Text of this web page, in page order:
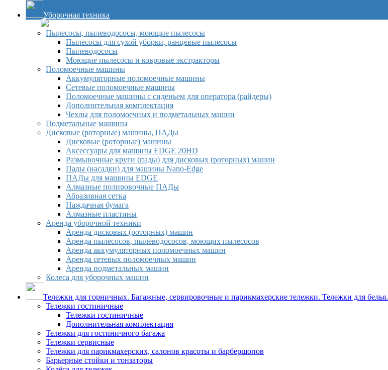
Уборочная техника
Пылесосы, пылеводососы, моющие пылесосы
Пылесосы для сухой уборки, ранцевые пылесосы
Пылеводососы
Моющие пылесосы и ковровые экстракторы
Поломоечные машины
Аккумуляторные поломоечные машины
Сетевые поломоечные машины
Поломоечные машины с сиденьем для оператора (райдеры)
Дополнительная комплектация
Чехлы для поломоечных и подметальных машин
Подметальные машины
Дисковые (роторные) машины, ПАДы
Дисковые (роторные) машины
Аксессуары для машины EDGE 20HD
Размывочные круги (пады) для дисковых (роторных) машин
Пады (насадки) для машины Nano-Edge
ПАДы для машины EDGE
Алмазные полировочные ПАДы
Абразивная сетка
Наждачная бумага
Алмазные пластины
Аренда уборочной техники
Аренда дисковых (роторных) машин
Аренда пылесосов, пылеводососов, моющих пылесосов
Аренда аккумуляторных поломоечных машин
Аренда сетевых поломоечных машин
Аренда подметальных машин
Колеса для уборочных машин
Тележки для горничных. Багажные, сервировочные и парикмахерские тележки. Тележки для белья.
Тележки гостиничные
Тележки гостиничные
Дополнительная комплектация
Тележки для гостиничного багажа
Тележки сервисные
Тележки для парикмахерских, салонов красоты и барбершопов
Барьерные стойки и тонзаторы